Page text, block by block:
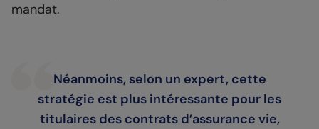
mandat.
Néanmoins, selon un expert, cette
stratégie est plus intéressante pour les
titulaires des contrats d’assurance vie,